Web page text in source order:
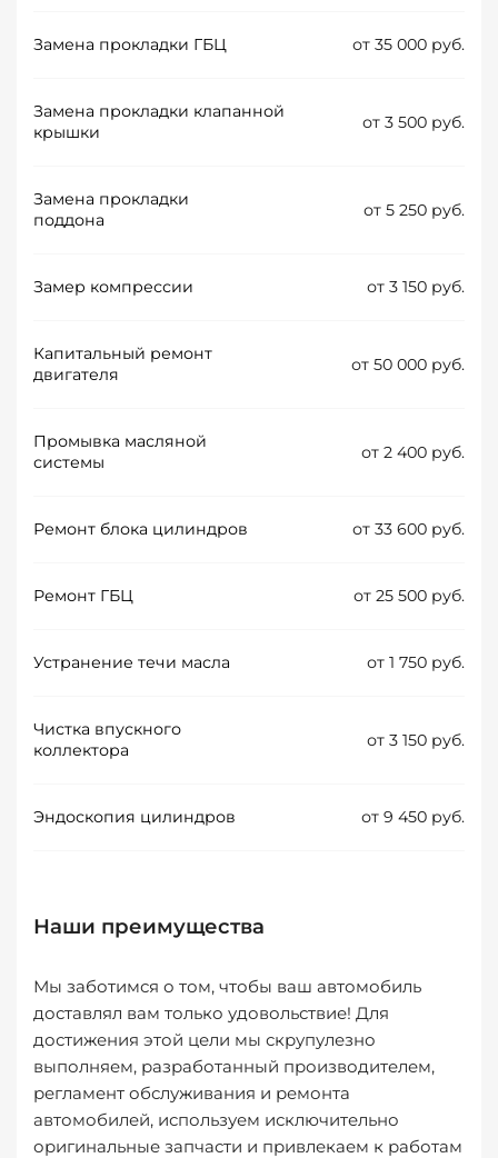
Замена прокладки ГБЦ от 35 000 руб.
Замена прокладки клапанной
крышки
от 3 500 руб.
Замена прокладки
поддона
от 5 250 руб.
Замер компрессии от 3 150 руб.
Капитальный ремонт
двигателя
от 50 000 руб.
Промывка масляной
системы
от 2 400 руб.
Ремонт блока цилиндров от 33 600 руб.
Ремонт ГБЦ от 25 500 руб.
Устранение течи масла от 1 750 руб.
Чистка впускного
коллектора
от 3 150 руб.
Эндоскопия цилиндров от 9 450 руб.
Наши преимущества
Мы заботимся о том, чтобы ваш автомобиль
доставлял вам только удовольствие! Для
достижения этой цели мы скрупулезно
выполняем, разработанный производителем,
регламент обслуживания и ремонта
автомобилей, используем исключительно
оригинальные запчасти и привлекаем к работам